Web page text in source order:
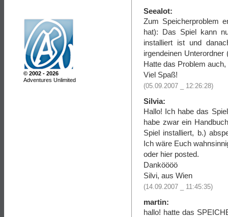
© 2002 - 2026
Adventures Unlimited
Seealot:
Zum Speicherproblem
hat): Das Spiel kann
installiert ist und
irgendeinen
Hatte das Problem
Viel Spaß!
(05.09.2007 _ 12:26:28)
Silvia:
Hallo! Ich habe das
habe zwar ein
Spiel installiert, b.)
Ich wäre Euch
oder hier posted.
Danköööö
Silvi, aus Wien
(14.09.2007 _ 11:45:35)
martin:
hallo! hatte das